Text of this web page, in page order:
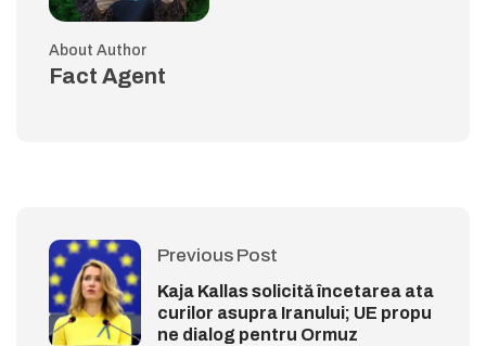
About Author
Fact Agent
Previous Post
Kaja Kallas solicită încetarea ata
curilor asupra Iranului; UE propu
ne dialog pentru Ormuz